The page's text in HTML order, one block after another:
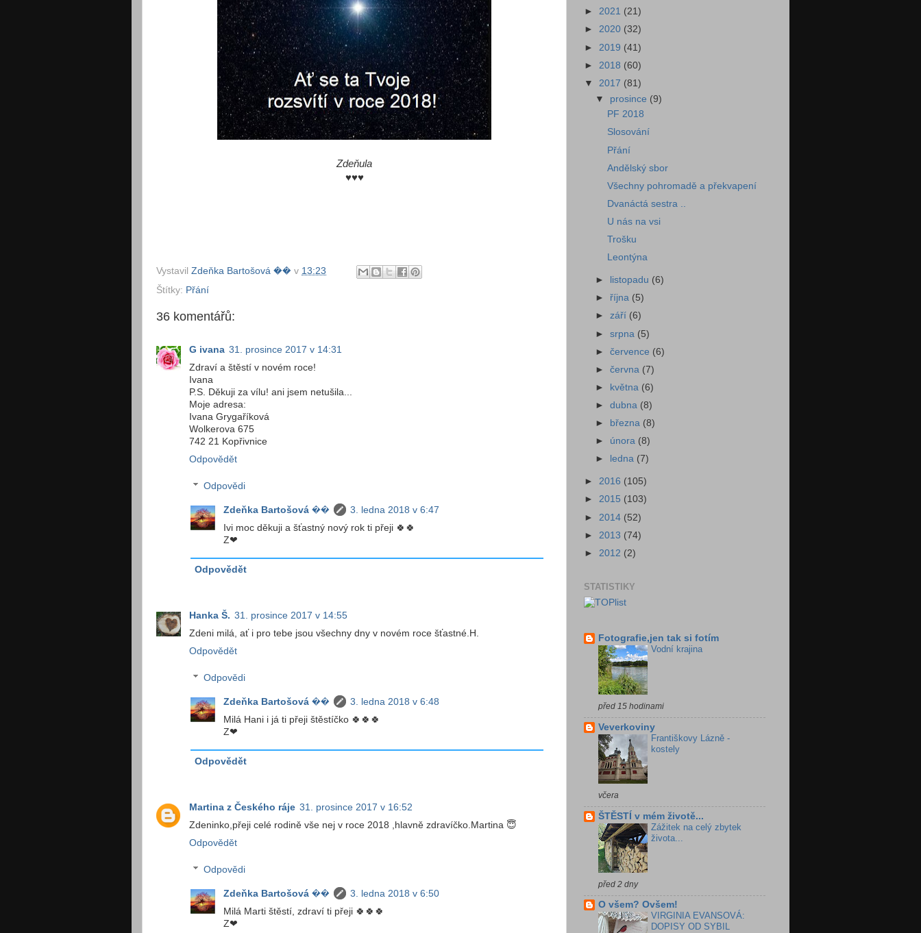
Zdeňula
♥♥♥
Vystavil Zdeňka Bartošová �� v 13:23
Štítky: Přání
36 komentářů:
G ivana 31. prosince 2017 v 14:31
Zdraví a štěstí v novém roce!
Ivana
P.S. Děkuji za vílu! ani jsem netušila...
Moje adresa:
Ivana Grygaříková
Wolkerova 675
742 21 Kopřivnice
Odpovědět
Odpovědi
Zdeňka Bartošová ��
3. ledna 2018 v 6:47
Ivi moc děkuji a šťastný nový rok ti přeji 🍀🍀
Z❤
Odpovědět
Hanka Š. 31. prosince 2017 v 14:55
Zdeni milá, ať i pro tebe jsou všechny dny v novém roce šťastné.H.
Odpovědět
Odpovědi
Zdeňka Bartošová ��
3. ledna 2018 v 6:48
Milá Hani i já ti přeji štěstíčko 🍀🍀🍀
Z❤
Odpovědět
Martina z Českého ráje 31. prosince 2017 v 16:52
Zdeninko,přeji celé rodině vše nej v roce 2018 ,hlavně zdravíčko.Martina 😇
Odpovědět
Odpovědi
Zdeňka Bartošová ��
3. ledna 2018 v 6:50
Milá Marti štěstí, zdraví ti přeji 🍀🍀🍀
Z❤
► 2021 (21)
► 2020 (32)
► 2019 (41)
► 2018 (60)
▼ 2017 (81)
▼ prosince (9)
PF 2018
Slosování
Přání
Andělský sbor
Všechny pohromadě a překvapení
Dvanáctá sestra ..
U nás na vsi
Trošku
Leontýna
► listopadu (6)
►října (5)
►září (6)
►srpna (5)
►července (6)
►června (7)
►
května (6)
►dubna (8)
►
března (8)
► února (8)
►
ledna (7)
► 2016 (105)
► 2015 (103)
► 2014 (52)
► 2013 (74)
► 2012 (2)
STATISTIKY
Fotografie,jen tak si fotím
Vodní krajina
před 15 hodinami
Veverkoviny
Františkovy Lázně -
kostely
včera
ŠTĚSTÍ v mém životě...
Zážitek na celý zbytek
života...
před 2 dny
O všem? Ovšem!
VIRGINIA EVANSOVÁ:
DOPISY OD SYBIL